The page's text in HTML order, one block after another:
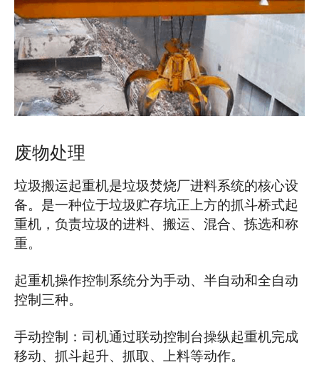
废物处理
垃圾搬运起重机是垃圾焚烧厂进料系统的核心设
备。是一种位于垃圾贮存坑正上方的抓斗桥式起
重机，负责垃圾的进料、搬运、混合、拣选和称
重。
起重机操作控制系统分为手动、半自动和全自动
控制三种。
手动控制：司机通过联动控制台操纵起重机完成
移动、抓斗起升、抓取、上料等动作。
Norsk
O‘zbekcha